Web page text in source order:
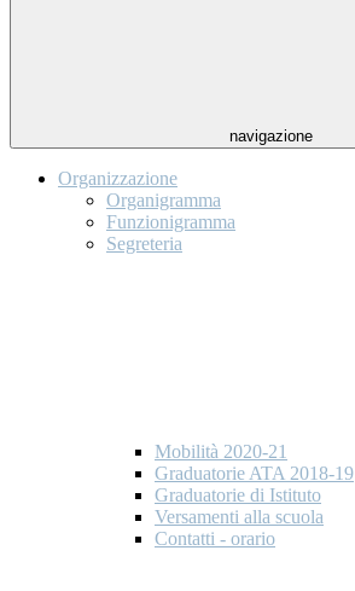
navigazione
Organizzazione
Organigramma
Funzionigramma
Segreteria
Mobilità 2020-21
Graduatorie ATA 2018-19
Graduatorie di Istituto
Versamenti alla scuola
Contatti - orario